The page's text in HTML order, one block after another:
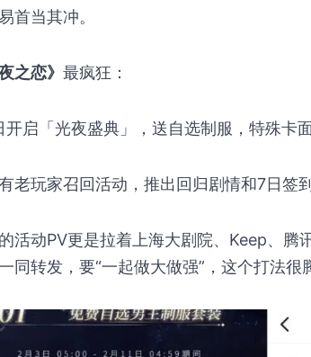
首当其冲。
之恋》 最疯狂：
开启「光夜盛典」，送自选制服，特殊卡
老玩家召回活动，推出回归剧情和7日签
活动PV更是拉着上海大剧院、Keep、腾
同转发，要“一起做大做强”，这个打法很